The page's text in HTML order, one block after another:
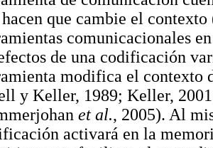
que cambie el
comunicacionales
de una codificación
modifica el contexto
y Keller, 1989; Keller,
et al., 2005). Al
activará en la